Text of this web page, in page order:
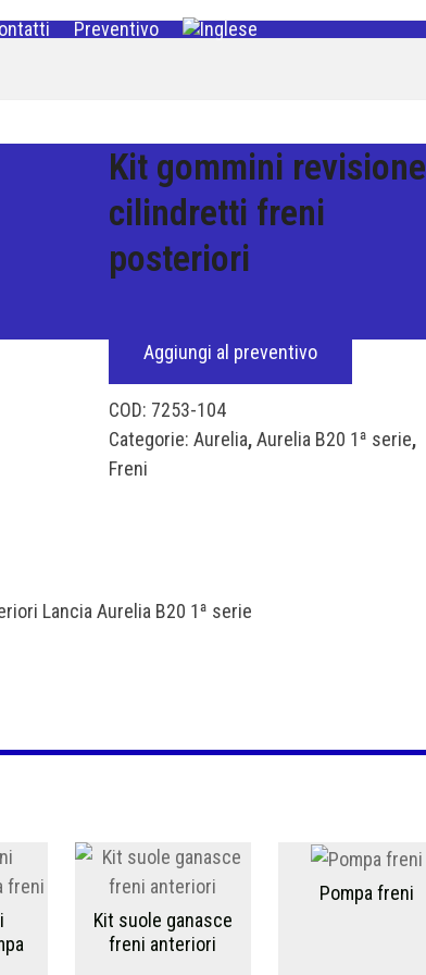
Preventivo
Kit gommini revisione
cilindretti freni
posteriori
Aggiungi al preventivo
COD: 7253-104
Categorie: Aurelia,Aurelia B20 1ª serie,
Freni
Lancia Aurelia B20 1ª serie
Kit suole ganasce
freni anteriori
Pompa freni